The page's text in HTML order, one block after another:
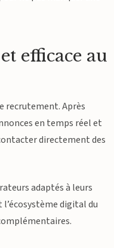
efficace au
recrutement. Après
en temps réel et
directement des
adaptés à leurs
digital du